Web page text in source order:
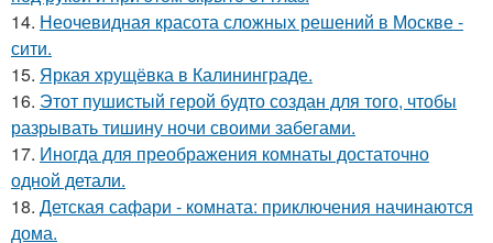
14. Неочевидная красота сложных решений в Москве -
сити.
15. Яркая хрущёвка в Калининграде.
16. Этот пушистый герой будто создан для того, чтобы
разрывать тишину ночи своими забегами.
17. Иногда для преображения комнаты достаточно
одной детали.
18. Детская сафари - комната: приключения начинаются
дома.